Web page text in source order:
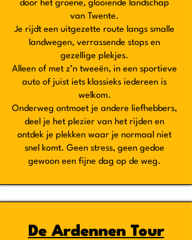
door het groene, glooiende landschap
van Twente.
Je rijdt een uitgezette route langs smalle
landwegen, verrassende stops en
gezellige plekjes.
Alleen of met z’n tweeën, in een sportieve
auto of juist iets klassieks iedereen is
welkom.
Onderweg ontmoet je andere liefhebbers,
deel je het plezier van het rijden en
ontdek je plekken waar je normaal niet
snel komt. Geen stress, geen gedoe
gewoon een fijne dag op de weg.
De Ardennen Tour